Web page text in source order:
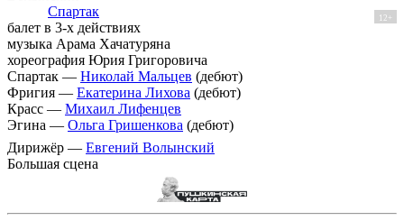
Спартак
12+
балет в 3-х действиях
музыка Арама Хачатуряна
хореография Юрия Григоровича
Спартак — Николай Мальцев (дебют)
Фригия — Екатерина Лихова (дебют)
Красс — Михаил Лифенцев
Эгина — Ольга Гришенкова (дебют)
Дирижёр — Евгений Волынский
Большая сцена